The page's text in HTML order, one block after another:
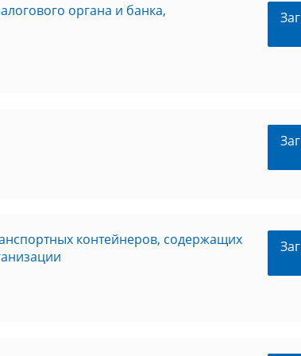
органа и банка,
контейнеров, содержащих